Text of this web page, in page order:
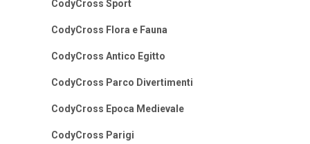
CodyCross Sport
CodyCross Flora e Fauna
CodyCross Antico Egitto
CodyCross Parco Divertimenti
CodyCross Epoca Medievale
CodyCross Parigi